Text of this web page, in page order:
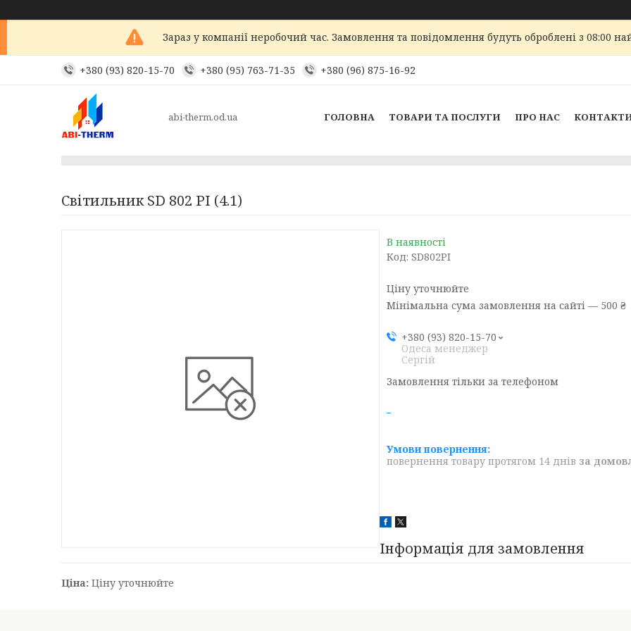
Зараз у компанії неробочий час. Замовлення та повідомлення будуть оброблені з 08:00
+380 (93) 820-15-70 +380 (95) 763-71-35 +380 (96) 875-16-92
abi-therm.od.ua ГОЛОВНА ТОВАРИ ТА ПОСЛУГИ ПРО НАС
Світильник SD 802 PI (4.1)
В наявності
Код: SD802PI
Ціну уточнюйте
Мінімальна сума замовлення на сайті — 500 ₴
+380 (93) 820-15-70
Одеса менеджер
Сергій
Замовлення тільки за телефоном
повернення товару протягом 14 днів за
Інформація для замовлення
Ціна: Ціну уточнюйте